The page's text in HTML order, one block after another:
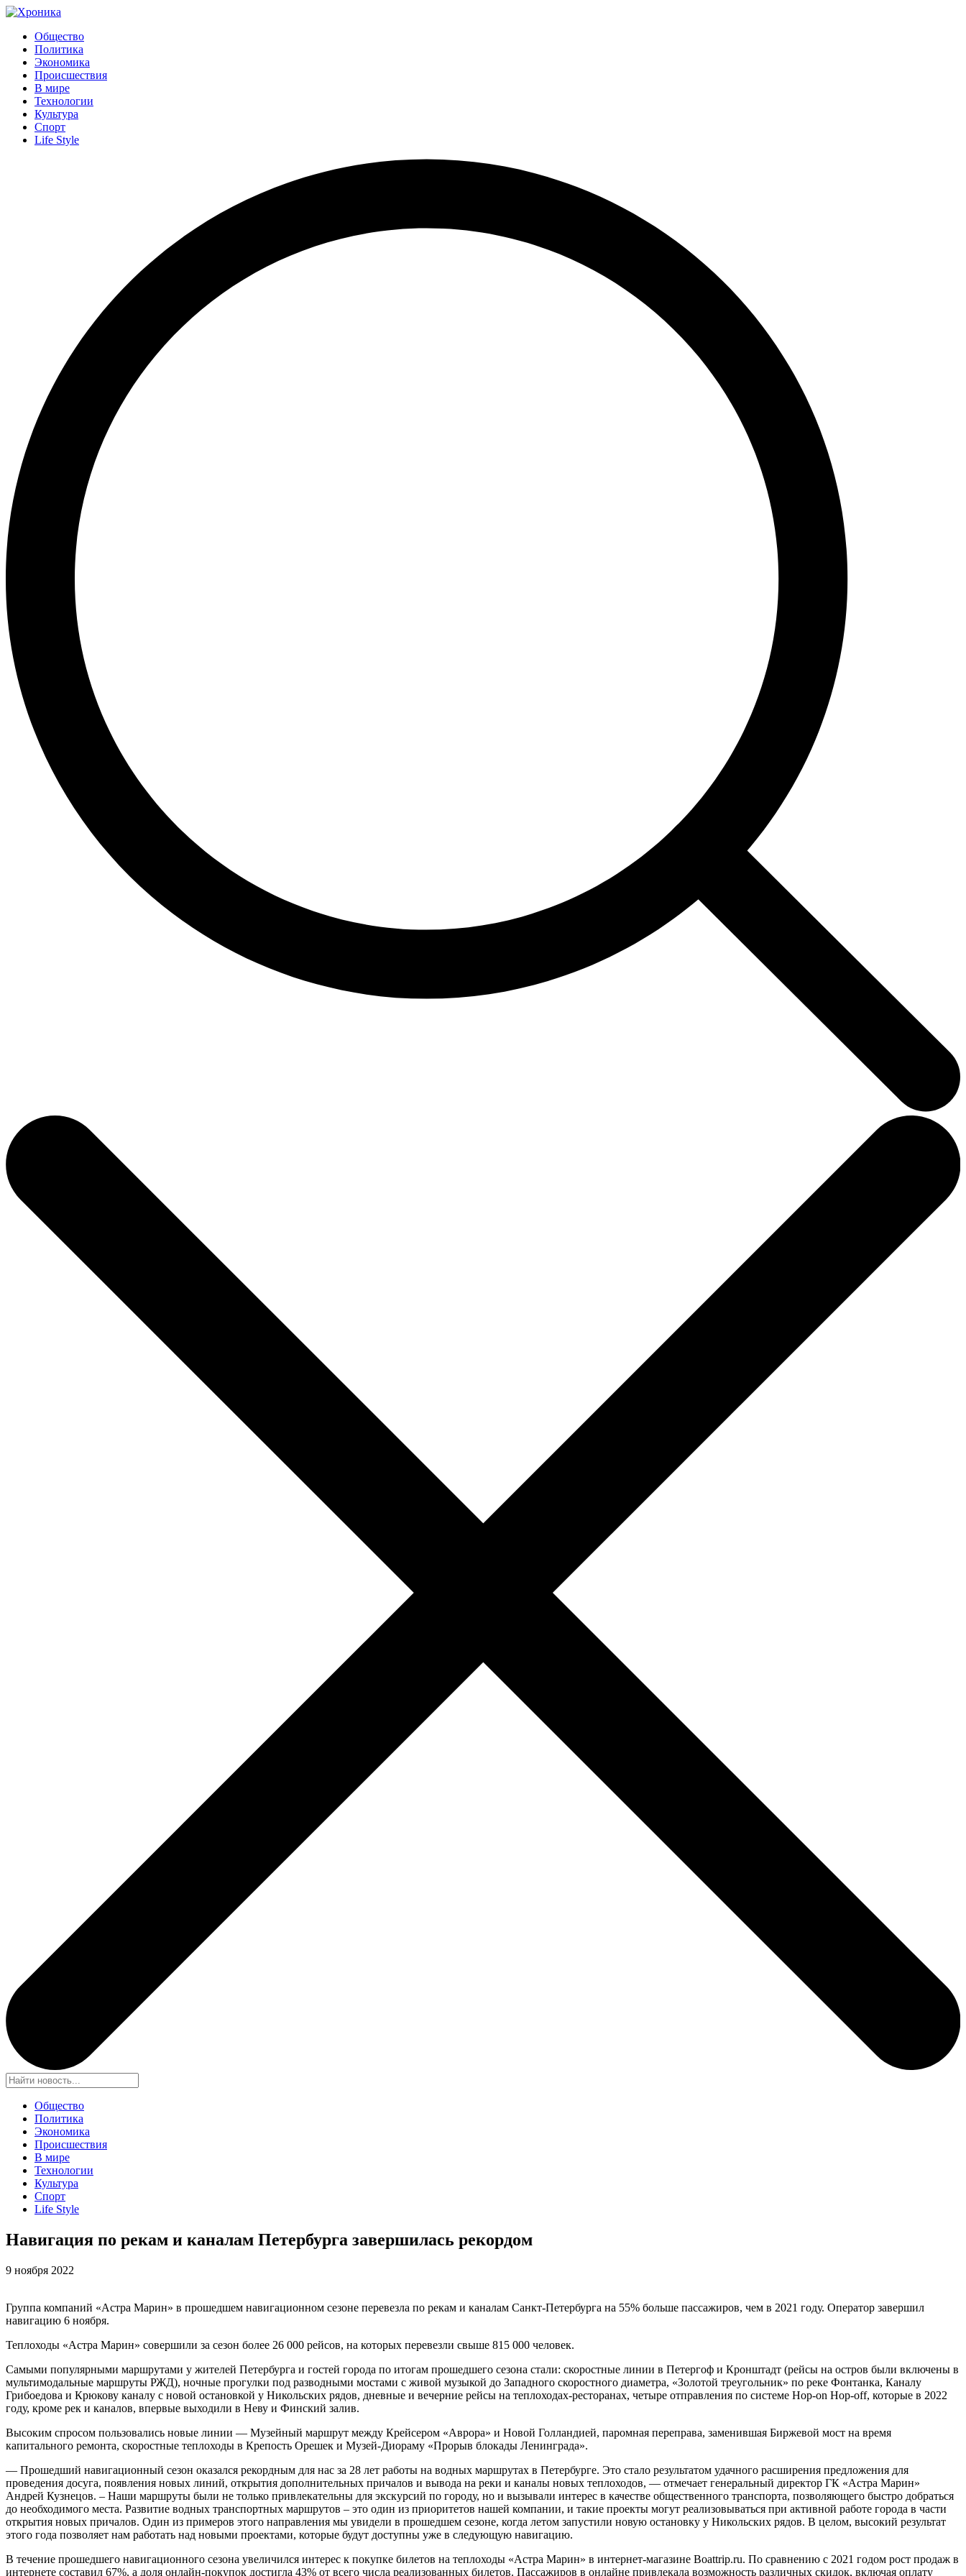
Общество
Политика
Экономика
Происшествия
В мире
Технологии
Культура
Спорт
Life Style
Общество
Политика
Экономика
Происшествия
В мире
Технологии
Культура
Спорт
Life Style
Навигация по рекам и каналам Петербурга завершилась рекордом
9 ноября 2022
Группа компаний «Астра Марин» в прошедшем навигационном сезоне перевезла по рекам и каналам Санкт-Петербурга на 55% больше пассажиров, чем в 2021 году. Оператор завершил
навигацию 6 ноября.
Теплоходы «Астра Марин» совершили за сезон более 26 000 рейсов, на которых перевезли свыше 815 000 человек.
Самыми популярными маршрутами у жителей Петербурга и гостей города по итогам прошедшего сезона стали: скоростные линии в Петергоф и Кронштадт (рейсы на остров были включены в
мультимодальные маршруты РЖД), ночные прогулки под разводными мостами с живой музыкой до Западного скоростного диаметра, «Золотой треугольник» по реке Фонтанка, Каналу
Грибоедова и Крюкову каналу с новой остановкой у Никольских рядов, дневные и вечерние рейсы на теплоходах-ресторанах, четыре отправления по системе Hop-on Hop-off, которые в 2022
году, кроме рек и каналов, впервые выходили в Неву и Финский залив.
Высоким спросом пользовались новые линии — Музейный маршрут между Крейсером «Аврора» и Новой Голландией, паромная переправа, заменившая Биржевой мост на время
капитального ремонта, скоростные теплоходы в Крепость Орешек и Музей-Диораму «Прорыв блокады Ленинграда».
— Прошедший навигационный сезон оказался рекордным для нас за 28 лет работы на водных маршрутах в Петербурге. Это стало результатом удачного расширения предложения для
проведения досуга, появления новых линий, открытия дополнительных причалов и вывода на реки и каналы новых теплоходов, — отмечает генеральный директор ГК «Астра Марин»
Андрей Кузнецов. – Наши маршруты были не только привлекательны для экскурсий по городу, но и вызывали интерес в качестве общественного транспорта, позволяющего быстро добраться
до необходимого места. Развитие водных транспортных маршрутов – это один из приоритетов нашей компании, и такие проекты могут реализовываться при активной работе города в части
открытия новых причалов. Один из примеров этого направления мы увидели в прошедшем сезоне, когда летом запустили новую остановку у Никольских рядов. В целом, высокий результат
этого года позволяет нам работать над новыми проектами, которые будут доступны уже в следующую навигацию.
В течение прошедшего навигационного сезона увеличился интерес к покупке билетов на теплоходы «Астра Марин» в интернет-магазине Boattrip.ru. По сравнению с 2021 годом рост продаж в
интернете составил 67%, а доля онлайн-покупок достигла 43% от всего числа реализованных билетов. Пассажиров в онлайне привлекала возможность различных скидок, включая оплату